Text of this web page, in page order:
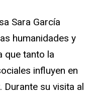
Sara García
humanidades y
que tanto la
influyen en
Durante su visita al